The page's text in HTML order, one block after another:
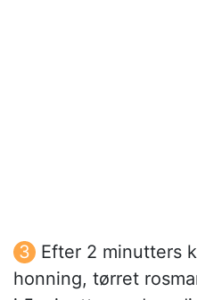
Efter 2 minutters
honning, tørret